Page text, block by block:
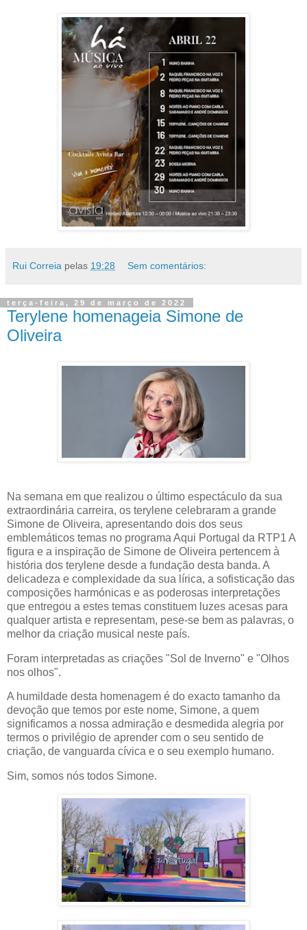
Rui Correia pelas 19:28 Sem comentários:
terça-feira, 29 de março de 2022
Terylene homenageia Simone de
Oliveira
Na semana em que realizou o último espectáculo da sua
extraordinária carreira, os terylene celebraram a grande
Simone de Oliveira, apresentando dois dos seus
emblemáticos temas no programa Aqui Portugal da RTP1 A
figura e a inspiração de Simone de Oliveira pertencem à
história dos terylene desde a fundação desta banda. A
delicadeza e complexidade da sua lírica, a sofisticação das
composições harmónicas e as poderosas interpretações
que entregou a estes temas constituem luzes acesas para
qualquer artista e representam, pese-se bem as palavras, o
melhor da criação musical neste país.
Foram interpretadas as criações "Sol de Inverno" e "Olhos
nos olhos".
A humildade desta homenagem é do exacto tamanho da
devoção que temos por este nome, Simone, a quem
significamos a nossa admiração e desmedida alegria por
termos o privilégio de aprender com o seu sentido de
criação, de vanguarda cívica e o seu exemplo humano.
Sim, somos nós todos Simone.